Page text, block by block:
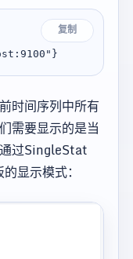
复制
时间序列中所有
需要显示的是当
过SingleStat
显示模式：